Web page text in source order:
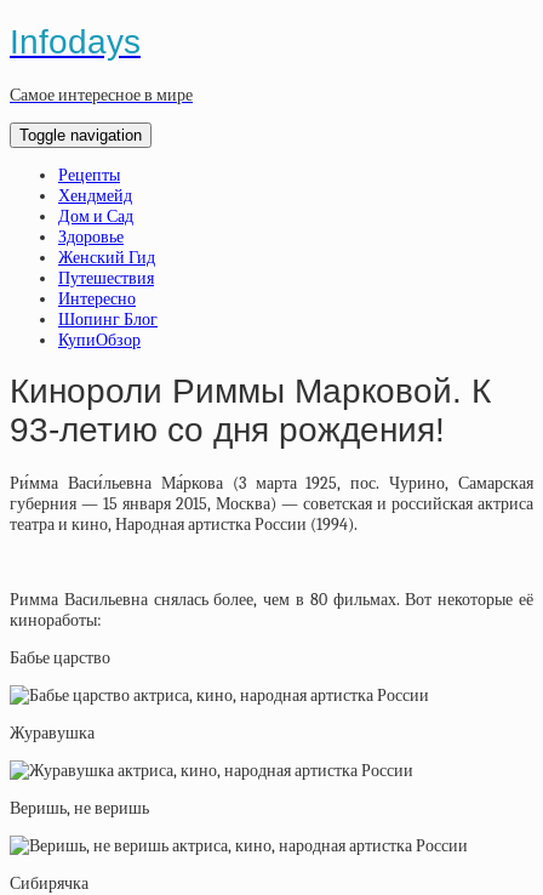
Infodays
Самое интересное в мире
Toggle navigation
Рецепты
Хендмейд
Дом и Сад
Здоровье
Женский Гид
Путешествия
Интересно
Шопинг Блог
КупиОбзор
Кинороли Риммы Марковой. К
93-летию со дня рождения!
Ри́мма Васи́льевна Ма́ркова (3 марта 1925, пос. Чурино, Самарская
губерния — 15 января 2015, Москва) — советская и российская актриса
театра и кино, Народная артистка России (1994).
Римма Васильевна снялась более, чем в 80 фильмах. Вот некоторые её
киноработы:
Бабье царство
Журавушка
Веришь, не веришь
Сибирячка